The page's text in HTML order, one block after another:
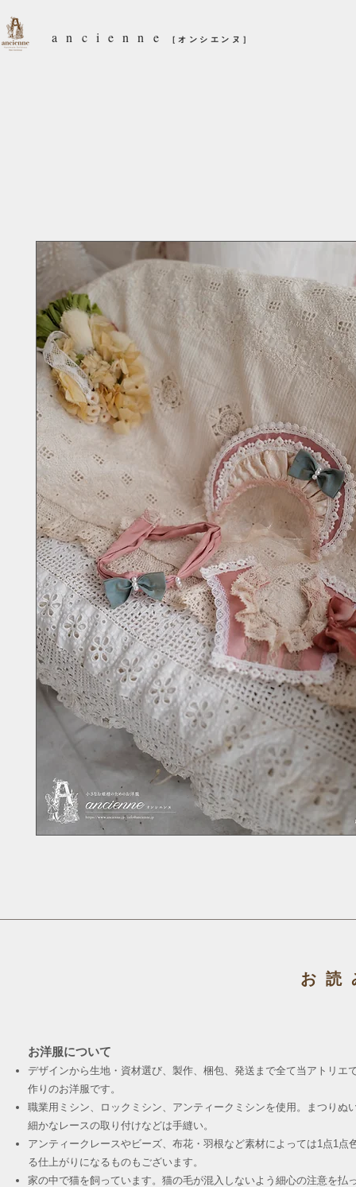
ancienne ［オンシエンヌ］
お読
お洋服について
デザインから生地・資材選び、製作、梱包、発送まで全て当アトリエ
作りのお洋服です。
職業用ミシン、ロックミシン、アンティークミシンを使用。まつりぬ
細かなレースの取り付けなどは手縫い。
アンティークレースやビーズ、布花・羽根など素材によっては1点1点
る仕上がりになるものもございます。
家の中で猫を飼っています。猫の毛が混入しないよう細心の注意を払